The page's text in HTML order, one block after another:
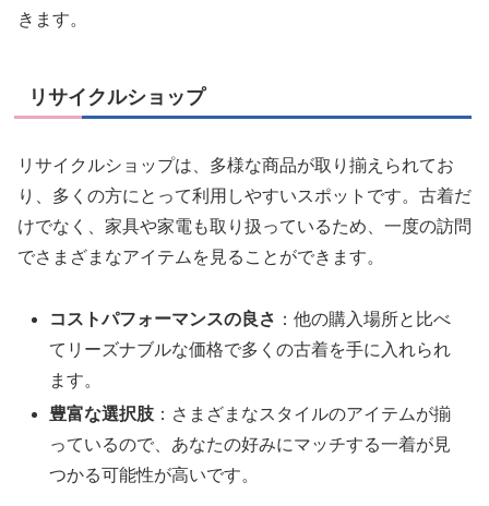
きます。
リサイクルショップ
リサイクルショップは、多様な商品が取り揃えられてお
り、多くの方にとって利用しやすいスポットです。古着だ
けでなく、家具や家電も取り扱っているため、一度の訪問
でさまざまなアイテムを見ることができます。
コストパフォーマンスの良さ ：他の購入場所と比べ
てリーズナブルな価格で多くの古着を手に入れられ
ます。
豊富な選択肢 ：さまざまなスタイルのアイテムが揃
っているので、あなたの好みにマッチする一着が見
つかる可能性が高いです。